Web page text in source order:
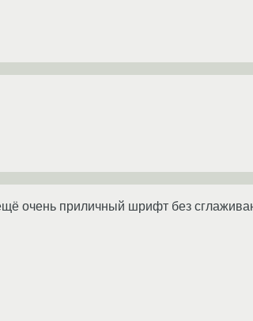
очень приличный шрифт без